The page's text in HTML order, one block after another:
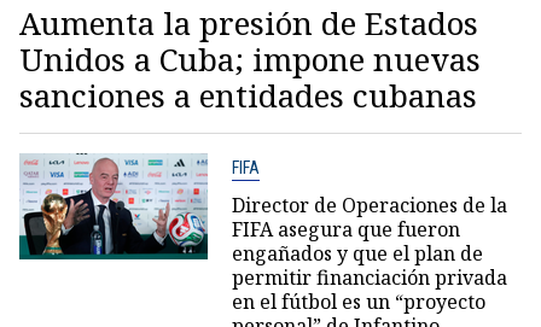
Aumenta la presión de Estados
Unidos a Cuba; impone nuevas
sanciones a entidades cubanas
FIFA
Director de Operaciones de la
FIFA asegura que fueron
engañados y que el plan de
permitir financiación privada
en el fútbol es un “proyecto